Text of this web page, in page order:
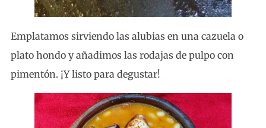
Emplatamos sirviendo las alubias en una cazuela o
plato hondo y añadimos las rodajas de pulpo con
pimentón. ¡Y listo para degustar!